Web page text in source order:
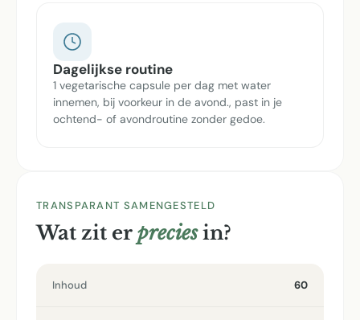
Dagelijkse routine
1 vegetarische capsule per dag met water
innemen, bij voorkeur in de avond., past in je
ochtend- of avondroutine zonder gedoe.
TRANSPARANT SAMENGESTELD
Wat zit er preciesin?
Inhoud 60